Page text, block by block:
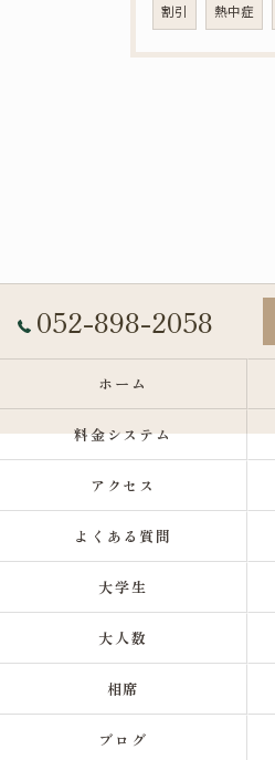
割引 熱中症
052-898-2058
ホーム
料金システム
アクセス
よくある質問
大学生
大人数
相席
ブログ